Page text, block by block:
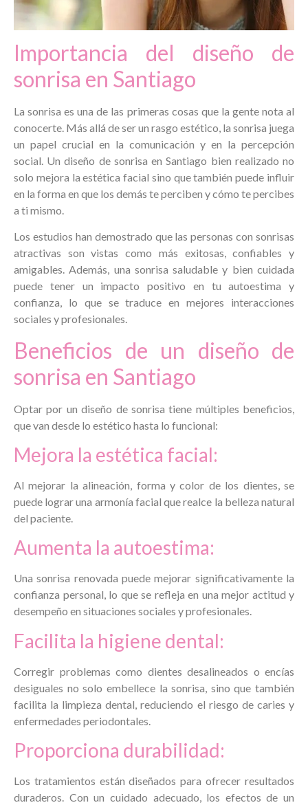
Importancia del diseño de
sonrisa en Santiago
La sonrisa es una de las primeras cosas que la gente nota al
conocerte. Más allá de ser un rasgo estético, la sonrisa juega
un papel crucial en la comunicación y en la percepción
social. Un diseño de sonrisa en Santiago bien realizado no
solo mejora la estética facial sino que también puede influir
en la forma en que los demás te perciben y cómo te percibes
a ti mismo.
Los estudios han demostrado que las personas con sonrisas
atractivas son vistas como más exitosas, confiables y
amigables. Además, una sonrisa saludable y bien cuidada
puede tener un impacto positivo en tu autoestima y
confianza, lo que se traduce en mejores interacciones
sociales y profesionales.
Beneficios de un diseño de
sonrisa en Santiago
Optar por un diseño de sonrisa tiene múltiples beneficios,
que van desde lo estético hasta lo funcional:
Mejora la estética facial:
Al mejorar la alineación, forma y color de los dientes, se
puede lograr una armonía facial que realce la belleza natural
del paciente.
Aumenta la autoestima:
Una sonrisa renovada puede mejorar significativamente la
confianza personal, lo que se refleja en una mejor actitud y
desempeño en situaciones sociales y profesionales.
Facilita la higiene dental:
Corregir problemas como dientes desalineados o encías
desiguales no solo embellece la sonrisa, sino que también
facilita la limpieza dental, reduciendo el riesgo de caries y
enfermedades periodontales.
Proporciona durabilidad:
Los tratamientos están diseñados para ofrecer resultados
duraderos. Con un cuidado adecuado, los efectos de un